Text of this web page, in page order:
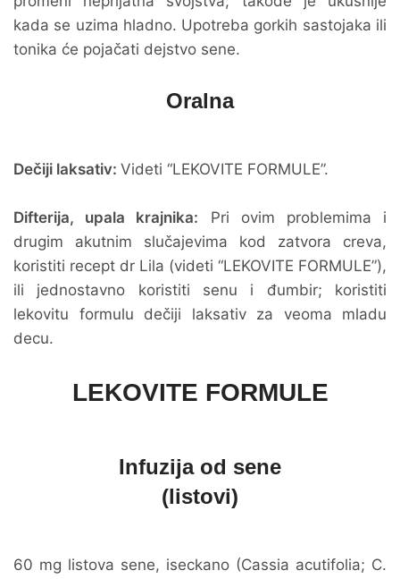
kada se uzima hladno. Upotreba gorkih sastojaka ili
tonika će pojačati dejstvo sene.
Oralna
Dečiji laksativ: Videti “LEKOVITE FORMULE”.
Difterija, upala krajnika: Pri ovim problemima i
drugim akutnim slučajevima kod zatvora creva,
koristiti recept dr Lila (videti “LEKOVITE FORMULE”),
ili jednostavno koristiti senu i đumbir; koristiti
lekovitu formulu dečiji laksativ za veoma mladu
decu.
LEKOVITE FORMULE
Infuzija od sene
(listovi)
60 mg listova sene, iseckano (Cassia acutifolia; C.